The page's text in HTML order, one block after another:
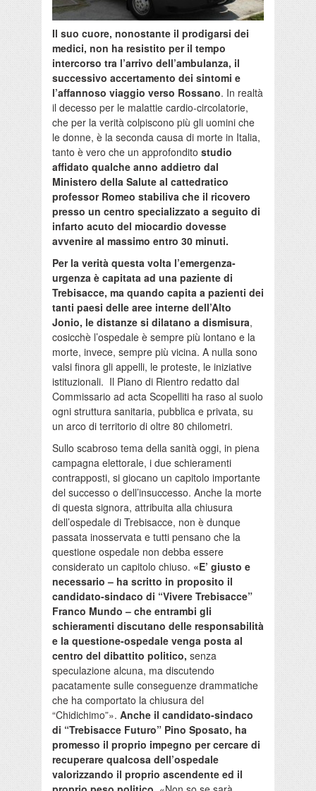
Il suo cuore, nonostante il prodigarsi dei
medici, non ha resistito per il tempo
intercorso tra l’arrivo dell’ambulanza, il
successivo accertamento dei sintomi e
l’affannoso viaggio verso Rossano. In realtà
il decesso per le malattie cardio-circolatorie,
che per la verità colpiscono più gli uomini che
le donne, è la seconda causa di morte in Italia,
tanto è vero che un approfondito studio
affidato qualche anno addietro dal
Ministero della Salute al cattedratico
professor Romeo stabiliva che il ricovero
presso un centro specializzato a seguito di
infarto acuto del miocardio dovesse
avvenire al massimo entro 30 minuti.
Per la verità questa volta l’emergenza-
urgenza è capitata ad una paziente di
Trebisacce, ma quando capita a pazienti dei
tanti paesi delle aree interne dell’Alto
Jonio, le distanze si dilatano a dismisura,
cosicchè l’ospedale è sempre più lontano e la
morte, invece, sempre più vicina. A nulla sono
valsi finora gli appelli, le proteste, le iniziative
istituzionali. Il Piano di Rientro redatto dal
Commissario ad acta Scopelliti ha raso al suolo
ogni struttura sanitaria, pubblica e privata, su
un arco di territorio di oltre 80 chilometri.
Sullo scabroso tema della sanità oggi, in piena
campagna elettorale, i due schieramenti
contrapposti, si giocano un capitolo importante
del successo o dell’insuccesso. Anche la morte
di questa signora, attribuita alla chiusura
dell’ospedale di Trebisacce, non è dunque
passata inosservata e tutti pensano che la
questione ospedale non debba essere
considerato un capitolo chiuso. «E’ giusto e
necessario – ha scritto in proposito il
candidato-sindaco di “Vivere Trebisacce”
Franco Mundo – che entrambi gli
schieramenti discutano delle responsabilità
e la questione-ospedale venga posta al
centro del dibattito politico, senza
speculazione alcuna, ma discutendo
pacatamente sulle conseguenze drammatiche
che ha comportato la chiusura del
“Chidichimo”». Anche il candidato-sindaco
di “Trebisacce Futuro” Pino Sposato, ha
promesso il proprio impegno per cercare di
recuperare qualcosa dell’ospedale
valorizzando il proprio ascendente ed il